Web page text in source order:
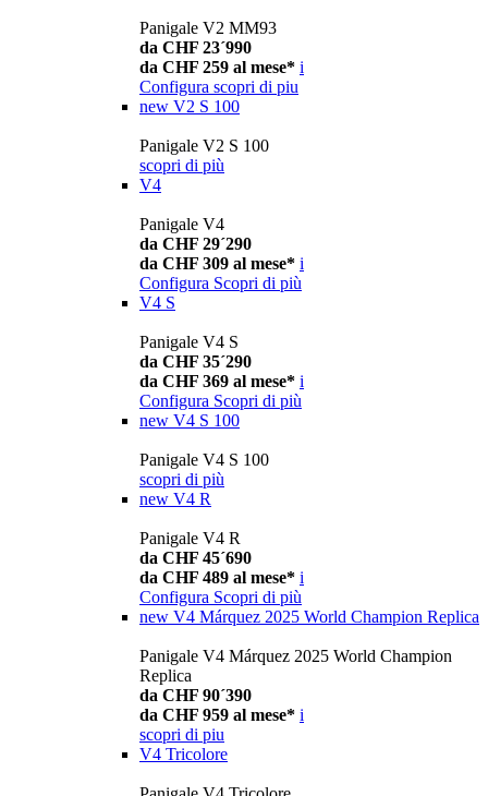
Panigale V2 MM93
da CHF 23´990
da CHF 259 al mese* i
Configura scopri di piu
new V2 S 100
Panigale V2 S 100
scopri di più
V4
Panigale V4
da CHF 29´290
da CHF 309 al mese* i
Configura Scopri di più
V4 S
Panigale V4 S
da CHF 35´290
da CHF 369 al mese* i
Configura Scopri di più
new V4 S 100
Panigale V4 S 100
scopri di più
new V4 R
Panigale V4 R
da CHF 45´690
da CHF 489 al mese* i
Configura Scopri di più
new V4 Márquez 2025 World Champion Replica
Panigale V4 Márquez 2025 World Champion
Replica
da CHF 90´390
da CHF 959 al mese* i
scopri di piu
V4 Tricolore